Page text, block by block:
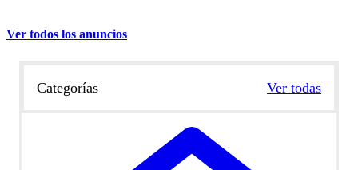
Categorías Ver todas
Ver todos los anuncios